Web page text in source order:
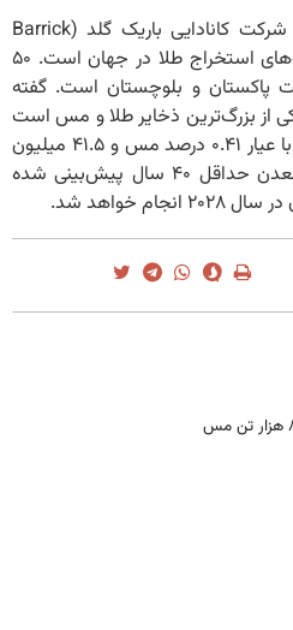
نیمی از این معدن متعلق به شرکت کانادایی باریک گلد (Barrick
Gold)، یکی از بزرگ‌ترین شرکت‌های استخراج طلا در جهان است. ۵۰
پاکستان و بلوچستان است. گفته
از بزرگ‌ترین ذخایر طلا و مس است
که ۵.۹ میلیارد تن سنگ معدن با عیار ۰.۴۱ درصد مس و ۴۱.۵ میلیون
اونس ذخیره طلا دارد و عمر معدن حداقل ۴۰ سال پیش‌بینی شده
خواهد شد.